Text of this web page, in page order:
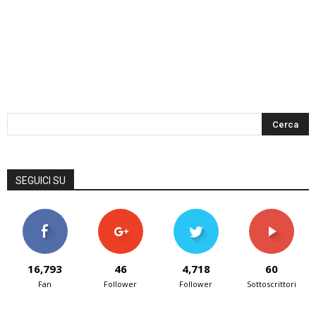
SEGUICI SU
16,793
Fan
46
Follower
4,718
Follower
60
Sottoscrittori